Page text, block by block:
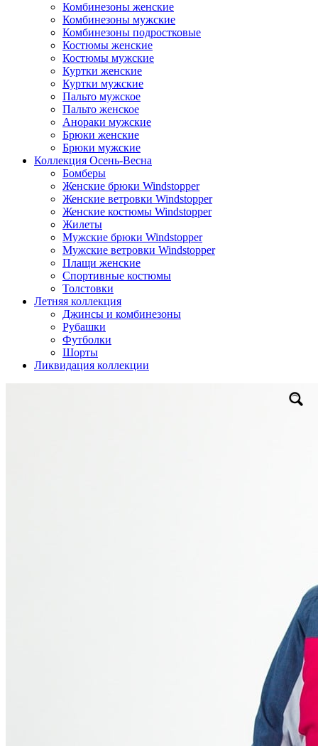
Комбинезоны женские
Комбинезоны мужские
Комбинезоны подростковые
Костюмы женские
Костюмы мужские
Куртки женские
Куртки мужские
Пальто мужское
Пальто женское
Анораки мужские
Брюки женские
Брюки мужские
Коллекция Осень-Весна
Бомберы
Женские брюки Windstopper
Женские ветровки Windstopper
Женские костюмы Windstopper
Жилеты
Мужские брюки Windstopper
Мужские ветровки Windstopper
Плащи женские
Спортивные костюмы
Толстовки
Летняя коллекция
Джинсы и комбинезоны
Рубашки
Футболки
Шорты
Ликвидация коллекции